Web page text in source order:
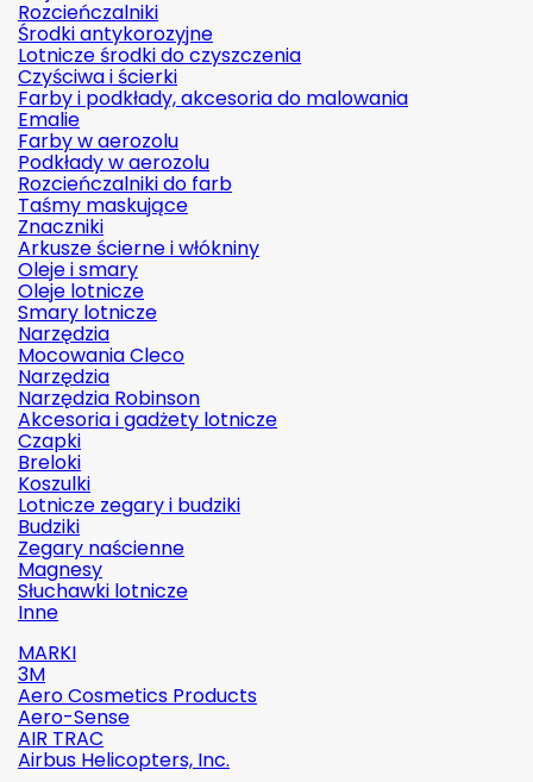
Rozcieńczalniki
Środki antykorozyjne
Lotnicze środki do czyszczenia
Czyściwa i ścierki
Farby i podkłady, akcesoria do malowania
Emalie
Farby w aerozolu
Podkłady w aerozolu
Rozcieńczalniki do farb
Taśmy maskujące
Znaczniki
Arkusze ścierne i włókniny
Oleje i smary
Oleje lotnicze
Smary lotnicze
Narzędzia
Mocowania Cleco
Narzędzia
Narzędzia Robinson
Akcesoria i gadżety lotnicze
Czapki
Breloki
Koszulki
Lotnicze zegary i budziki
Budziki
Zegary naścienne
Magnesy
Słuchawki lotnicze
Inne
MARKI
3M
Aero Cosmetics Products
Aero-Sense
AIR TRAC
Airbus Helicopters, Inc.